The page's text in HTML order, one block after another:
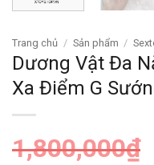
Trang chủ / Sản phẩm /
Dương Vật Đa
Xa Điểm G
1,800,000₫